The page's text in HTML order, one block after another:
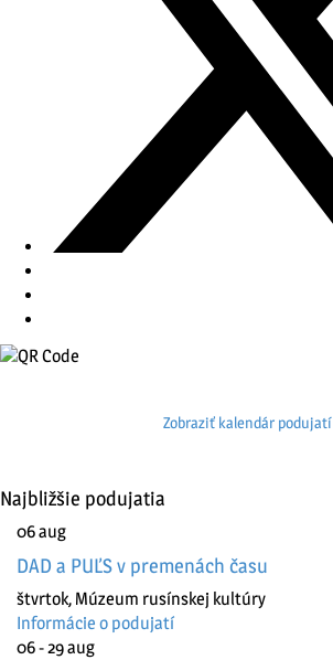
Zobraziť kalendár podujatí
Najbližšie podujatia
06aug
DAD a PUĽS v premenách času
štvrtok, Múzeum rusínskej kultúry
Informácie o podujatí
06 - 29aug